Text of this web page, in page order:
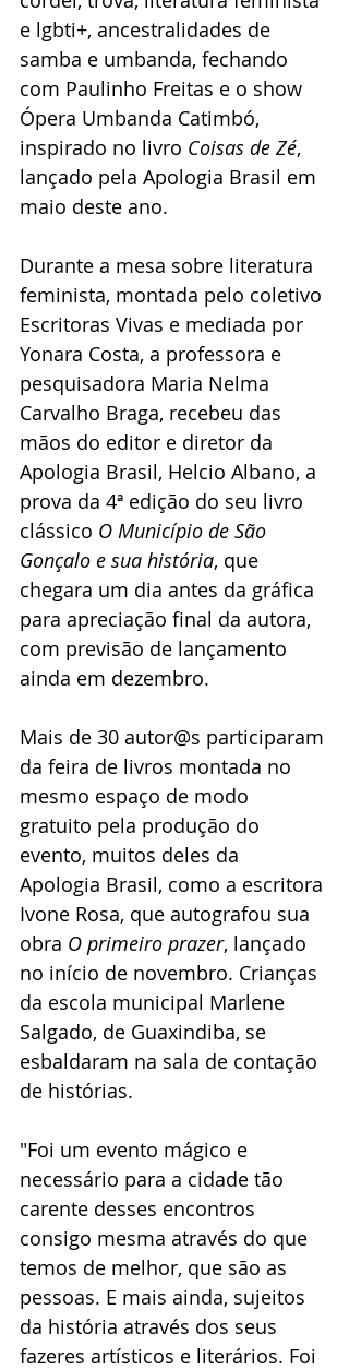
e lgbti+, ancestralidades de
samba e umbanda, fechando
com Paulinho Freitas e o show
Ópera Umbanda Catimbó,
inspirado no livro Coisas de Zé,
lançado pela Apologia Brasil em
maio deste ano.
Durante a mesa sobre literatura
feminista, montada pelo coletivo
Escritoras Vivas e mediada por
Yonara Costa, a professora e
pesquisadora Maria Nelma
Carvalho Braga, recebeu das
mãos do editor e diretor da
Apologia Brasil, Helcio Albano, a
prova da 4ª edição do seu livro
clássico O Município de São
Gonçalo e sua história, que
chegara um dia antes da gráfica
para apreciação final da autora,
com previsão de lançamento
ainda em dezembro.
Mais de 30 autor@s participaram
da feira de livros montada no
mesmo espaço de modo
gratuito pela produção do
evento, muitos deles da
Apologia Brasil, como a escritora
Ivone Rosa, que autografou sua
obra O primeiro prazer, lançado
no início de novembro. Crianças
da escola municipal Marlene
Salgado, de Guaxindiba, se
esbaldaram na sala de contação
de histórias.
"Foi um evento mágico e
necessário para a cidade tão
carente desses encontros
consigo mesma através do que
temos de melhor, que são as
pessoas. E mais ainda, sujeitos
da história através dos seus
fazeres artísticos e literários. Foi